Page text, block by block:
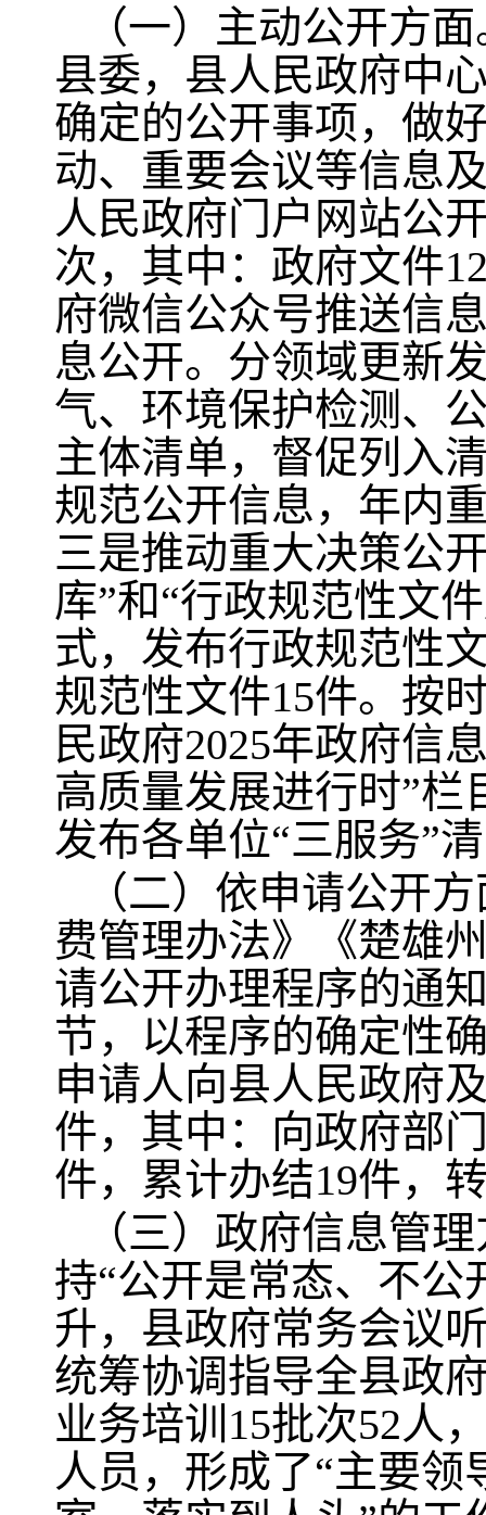
（一）主动公开方
县委，县人民政府中
确定的公开事项，做
动、重要会议等信息
人民政府门户网站公
次，其中：政府文件
府微信公众号推送信
息公开。分领域更新
气、环境保护检测、
主体清单，督促列入
规范公开信息，年内
三是推动重大决策公
库”和“行政规范性文
式，发布行政规范性
规范性文件15件。按
民政府2025年政府信
高质量发展进行时”
发布各单位“三服务”
（二）依申请公开
费管理办法》《楚雄
请公开办理程序的通
节，以程序的确定性
申请人向县人民政府
件，其中：向政府部
件，累计办结19件，
（三）政府信息管
持“公开是常态、不公
升，县政府常务会议
统筹协调指导全县政
业务培训15批次52人
人员，形成了“主要